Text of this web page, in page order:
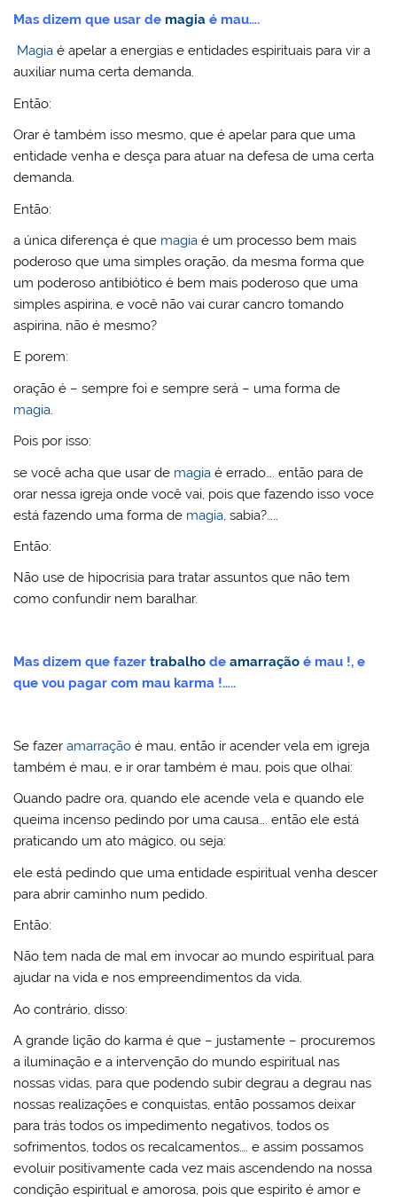
Mas dizem que usar de magia é mau….
Magia é apelar a energias e entidades espirituais para vir a
auxiliar numa certa demanda.
Então:
Orar é também isso mesmo, que é apelar para que uma
entidade venha e desça para atuar na defesa de uma certa
demanda.
Então:
a única diferença é que magia é um processo bem mais
poderoso que uma simples oração, da mesma forma que
um poderoso antibiótico é bem mais poderoso que uma
simples aspirina, e você não vai curar cancro tomando
aspirina, não é mesmo?
E porem:
oração é – sempre foi e sempre será – uma forma de
magia.
Pois por isso:
se você acha que usar de magia é errado…. então para de
orar nessa igreja onde você vai, pois que fazendo isso voce
está fazendo uma forma de magia , sabia?…..
Então:
Não use de hipocrisia para tratar assuntos que não tem
como confundir nem baralhar.
Mas dizem que fazertrabalho deamarração é mau !, e
que vou pagar com mau karma !…..
Se fazeramarração é mau, então ir acender vela em igreja
também é mau, e ir orar também é mau, pois que olhai:
Quando padre ora, quando ele acende vela e quando ele
queima incenso pedindo por uma causa…. então ele está
praticando um ato mágico, ou seja:
ele está pedindo que uma entidade espiritual venha descer
para abrir caminho num pedido.
Então:
Não tem nada de mal em invocar ao mundo espiritual para
ajudar na vida e nos empreendimentos da vida.
Ao contrário, disso:
A grande lição do karma é que – justamente – procuremos
a iluminação e a intervenção do mundo espiritual nas
nossas vidas, para que podendo subir degrau a degrau nas
nossas realizações e conquistas, então possamos deixar
para trás todos os impedimento negativos, todos os
sofrimentos, todos os recalcamentos…. e assim possamos
evoluir positivamente cada vez mais ascendendo na nossa
condição espiritual e amorosa, pois que espirito é amor e